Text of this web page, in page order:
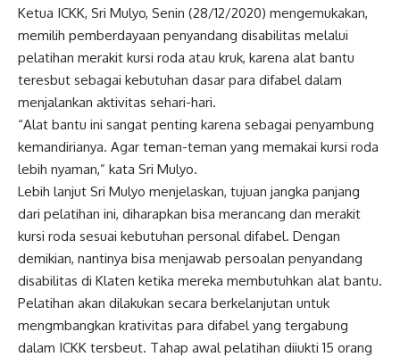
Ketua ICKK, Sri Mulyo, Senin (28/12/2020) mengemukakan,
memilih pemberdayaan penyandang disabilitas melalui
pelatihan merakit kursi roda atau kruk, karena alat bantu
teresbut sebagai kebutuhan dasar para difabel dalam
menjalankan aktivitas sehari-hari.
“Alat bantu ini sangat penting karena sebagai penyambung
kemandirianya. Agar teman-teman yang memakai kursi roda
lebih nyaman,” kata Sri Mulyo.
Lebih lanjut Sri Mulyo menjelaskan, tujuan jangka panjang
dari pelatihan ini, diharapkan bisa merancang dan merakit
kursi roda sesuai kebutuhan personal difabel. Dengan
demikian, nantinya bisa menjawab persoalan penyandang
disabilitas di Klaten ketika mereka membutuhkan alat bantu.
Pelatihan akan dilakukan secara berkelanjutan untuk
mengmbangkan krativitas para difabel yang tergabung
dalam ICKK tersbeut. Tahap awal pelatihan diiukti 15 orang